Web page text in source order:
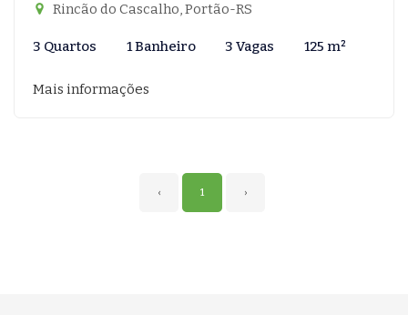
Rincão do Cascalho, Portão-RS
3 Quartos 1 Banheiro 3 Vagas 125 m²
Mais informações
‹ 1 ›